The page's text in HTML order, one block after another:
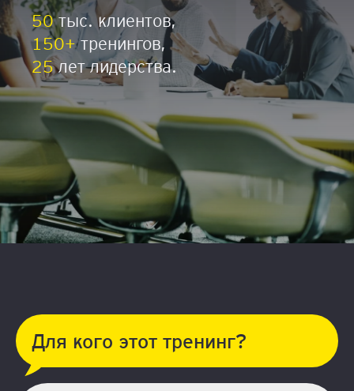
50тыс. клиентов,
150+тренингов,
25лет лидерства.
Для кого этот тренинг?